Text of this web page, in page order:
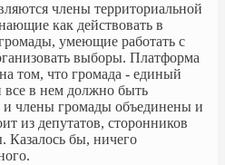
члены территориальной
как действовать в
умеющие работать с
выборы. Платформа
том, что громада - единый
все в нем должно быть
и члены громады объединены и
из депутатов, сторонников
Казалось бы, ничего